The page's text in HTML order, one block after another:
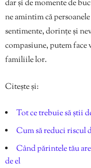
dar și de momente de
ne amintim că
sentimente, dorințe și
compasiune, putem
familiile lor.
Citește și:
Tot ce trebuie să știi
Cum să reduci riscul
Când părintele tău
de el